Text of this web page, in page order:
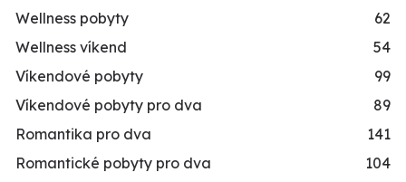
Wellness pobyty
62
Wellness víkend
54
Víkendové pobyty
99
Víkendové pobyty pro dva
89
Romantika pro dva
141
Romantické pobyty pro dva
104